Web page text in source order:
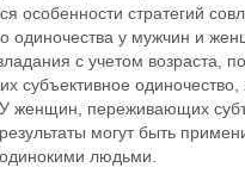
особенности стратегий
одиночества у мужчин и
с учетом возраста,
субъективное
женщин, переживающих
могут быть
людьми.